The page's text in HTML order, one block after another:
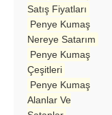
Satış Fiyatları
Penye Kumaş
Nereye Satarım
Penye Kumaş
Çeşitleri
Penye Kumaş
Alanlar Ve